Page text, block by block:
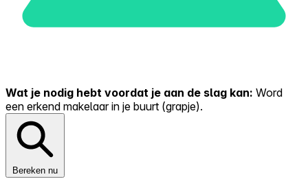
Wat je nodig hebt voordat je aan de slag kan: Word
een erkend makelaar in je buurt (grapje).
Bereken nu